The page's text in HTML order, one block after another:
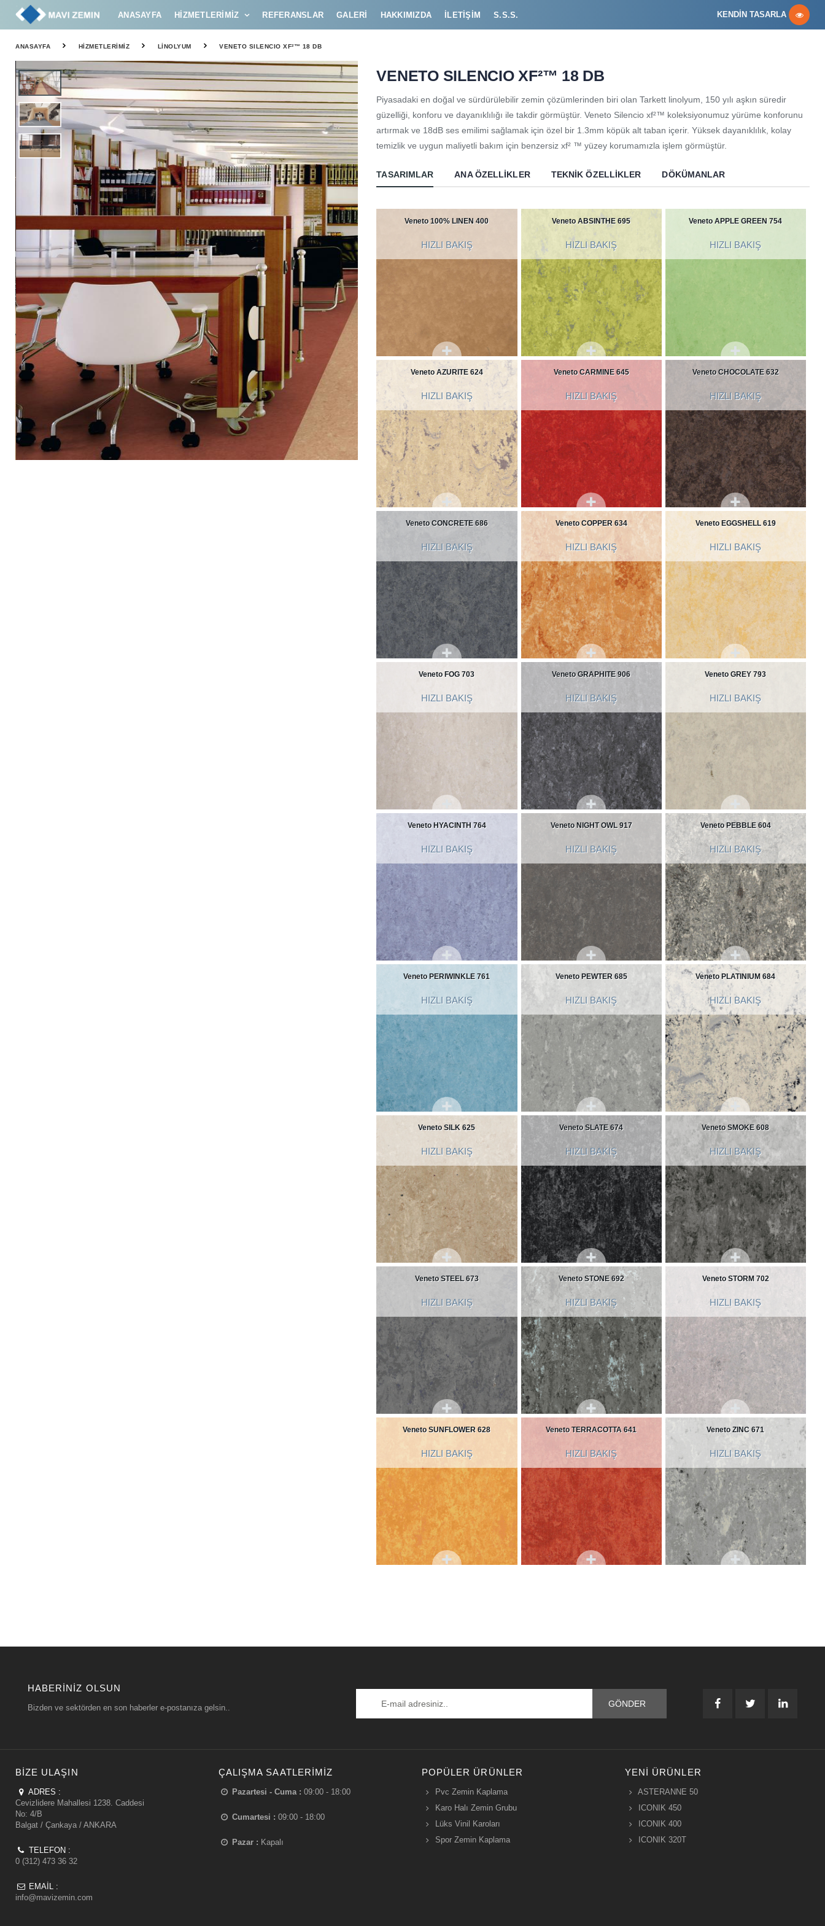
ANASAYFA HIZMETLERIMIZ REFERANSLAR GALERI HAKKIMIZDA İLETIŞIM S.S.S. KENDİN TASARLA
ANASAYFA HIZMETLERIMIZ LINOLYUM VENETO SILENCIO XF²™ 18 DB
VENETO SILENCIO XF²™ 18 DB
Piyasadaki en doğal ve sürdürülebilir zemin çözümlerinden biri olan Tarkett linolyum, 150 yılı aşkın süredir
güzelliği, konforu ve dayanıklılığı ile takdir görmüştür. Veneto Silencio xf²™ koleksiyonumuz yürüme konforunu
artırmak ve 18dB ses emilimi sağlamak için özel bir 1.3mm köpük alt taban içerir. Yüksek dayanıklılık, kolay
temizlik ve uygun maliyetli bakım için benzersiz xf² ™ yüzey korumamızla işlem görmüştür.
TASARIMLAR ANA ÖZELLIKLER TEKNIK ÖZELLIKLER DÖKÜMANLAR
Veneto 100% LINEN 400
HIZLI BAKIŞ
Veneto ABSINTHE 695
HIZLI BAKIŞ
Veneto APPLE GREEN 754
HIZLI BAKIŞ
Veneto AZURITE 624
HIZLI BAKIŞ
Veneto CARMINE 645
HIZLI BAKIŞ
Veneto CHOCOLATE 632
HIZLI BAKIŞ
Veneto CONCRETE 686
HIZLI BAKIŞ
Veneto COPPER 634
HIZLI BAKIŞ
Veneto EGGSHELL 619
HIZLI BAKIŞ
Veneto FOG 703
HIZLI BAKIŞ
Veneto GRAPHITE 906
HIZLI BAKIŞ
Veneto GREY 793
HIZLI BAKIŞ
Veneto HYACINTH 764
HIZLI BAKIŞ
Veneto NIGHT OWL 917
HIZLI BAKIŞ
Veneto PEBBLE 604
HIZLI BAKIŞ
Veneto PERIWINKLE 761
HIZLI BAKIŞ
Veneto PEWTER 685
HIZLI BAKIŞ
Veneto PLATINIUM 684
HIZLI BAKIŞ
Veneto SILK 625
HIZLI BAKIŞ
Veneto SLATE 674
HIZLI BAKIŞ
Veneto SMOKE 608
HIZLI BAKIŞ
Veneto STEEL 673
HIZLI BAKIŞ
Veneto STONE 692
HIZLI BAKIŞ
Veneto STORM 702
HIZLI BAKIŞ
Veneto SUNFLOWER 628
HIZLI BAKIŞ
Veneto TERRACOTTA 641
HIZLI BAKIŞ
Veneto ZINC 671
HIZLI BAKIŞ
HABERINIZ OLSUN
Bizden ve sektörden en son haberler e-postanıza gelsin..
BIZE ULAŞIN
ADRES :
Cevizlidere Mahallesi 1238. Caddesi
No: 4/B
Balgat / Çankaya / ANKARA
TELEFON :
0 (312) 473 36 32
EMAIL :
info@mavizemin.com
ÇALIŞMA SAATLERIMIZ
Pazartesi - Cuma : 09:00 - 18:00
Cumartesi : 09:00 - 18:00
Pazar : Kapalı
POPÜLER ÜRÜNLER
Pvc Zemin Kaplama
Karo Halı Zemin Grubu
Lüks Vinil Karoları
Spor Zemin Kaplama
YENI ÜRÜNLER
ASTERANNE 50
ICONIK 450
ICONIK 400
ICONIK 320T